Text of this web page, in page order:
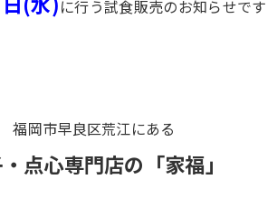
に行う試食販売のお知らせです
福岡市早良区荒江にある
点心専門店の「家福」